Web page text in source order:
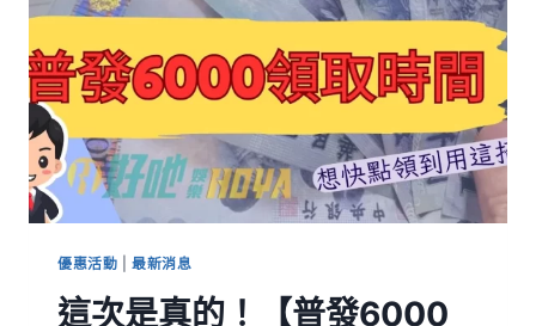
優惠活動 |最新消息
這次是真的！【普發6000